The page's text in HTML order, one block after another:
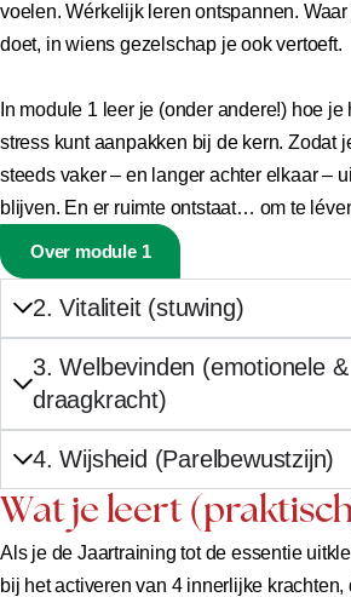
voelen. Wérkelijk leren ontspannen.
doet, in wiens gezelschap je ook vertoeft.
In module 1 leer je (onder andere!) hoe je
stress kunt aanpakken bij de kern. Zodat
steeds vaker – en langer achter elkaar –
blijven. En er ruimte ontstaat… om te
Over module 1
2. Vitaliteit (stuwing)
3. Welbevinden (emotionele
draagkracht)
4. Wijsheid (Parelbewustzijn)
Wat je leert
Als je de Jaartraining tot de essentie
bij het activeren van 4 innerlijke